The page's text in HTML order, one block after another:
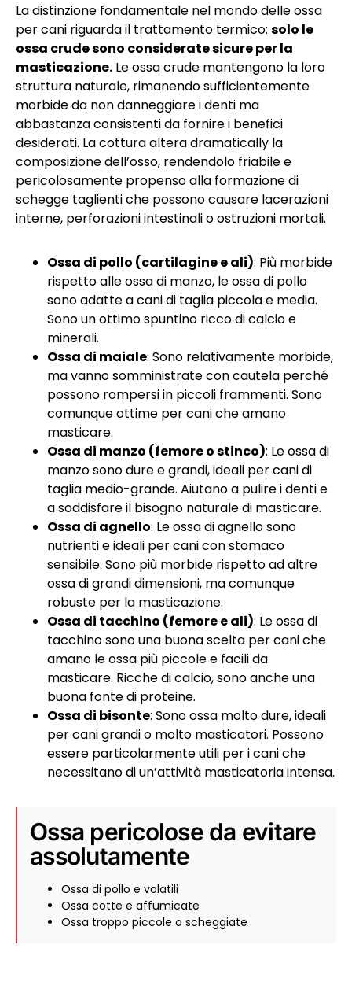
La distinzione fondamentale nel mondo delle ossa
per cani riguarda il trattamento termico: solo le
ossa crude sono considerate sicure per la
masticazione. Le ossa crude mantengono la loro
struttura naturale, rimanendo sufficientemente
morbide da non danneggiare i denti ma
abbastanza consistenti da fornire i benefici
desiderati. La cottura altera dramatically la
composizione dell’osso, rendendolo friabile e
pericolosamente propenso alla formazione di
schegge taglienti che possono causare lacerazioni
interne, perforazioni intestinali o ostruzioni mortali.
Ossa di pollo (cartilagine e ali): Più morbide
rispetto alle ossa di manzo, le ossa di pollo
sono adatte a cani di taglia piccola e media.
Sono un ottimo spuntino ricco di calcio e
minerali.
Ossa di maiale: Sono relativamente morbide,
ma vanno somministrate con cautela perché
possono rompersi in piccoli frammenti. Sono
comunque ottime per cani che amano
masticare.
Ossa di manzo (femore o stinco): Le ossa di
manzo sono dure e grandi, ideali per cani di
taglia medio-grande. Aiutano a pulire i denti e
a soddisfare il bisogno naturale di masticare.
Ossa di agnello: Le ossa di agnello sono
nutrienti e ideali per cani con stomaco
sensibile. Sono più morbide rispetto ad altre
ossa di grandi dimensioni, ma comunque
robuste per la masticazione.
Ossa di tacchino (femore e ali): Le ossa di
tacchino sono una buona scelta per cani che
amano le ossa più piccole e facili da
masticare. Ricche di calcio, sono anche una
buona fonte di proteine.
Ossa di bisonte: Sono ossa molto dure, ideali
per cani grandi o molto masticatori. Possono
essere particolarmente utili per i cani che
necessitano di un’attività masticatoria intensa.
Ossa pericolose da evitare
assolutamente
Ossa di pollo e volatili
Ossa cotte e affumicate
Ossa troppo piccole o scheggiate